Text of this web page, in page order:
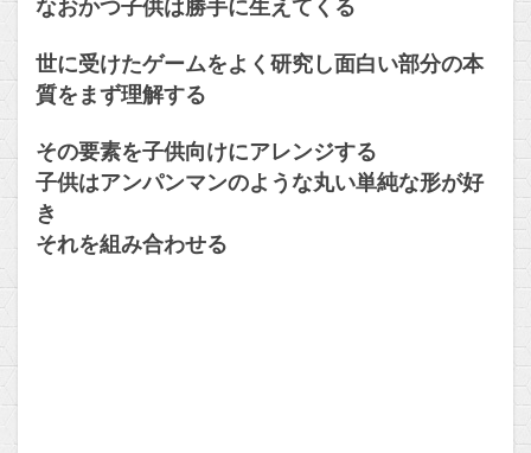
なおかつ子供は勝手に生えてくる
世に受けたゲームをよく研究し面白い部分の本
質をまず理解する
その要素を子供向けにアレンジする
子供はアンパンマンのような丸い単純な形が好
き
それを組み合わせる